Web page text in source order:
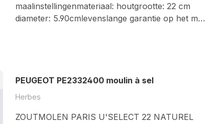
maalinstellingenmateriaal: houtgrootte: 22 cm
diameter: 5.90cmlevenslange garantie op het m…
PEUGEOT PE2332400 moulin à sel
Herbes
ZOUTMOLEN PARIS U'SELECT 22 NATUREL